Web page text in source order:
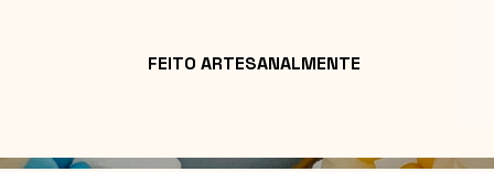
FEITO ARTESANALMENTE